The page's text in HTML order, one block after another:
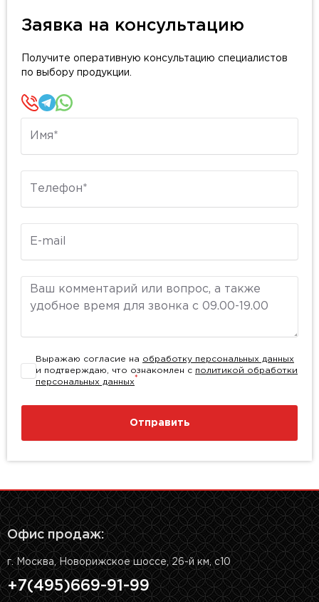
Заявка на консультацию
Получите оперативную консультацию специалистов
по выбору продукции.
Комментарий
Выражаю согласие на обработку персональных данных
и подтверждаю, что ознакомлен с политикой обработки
персональных данных*
Отправить
Офис продаж:
г. Москва, Новорижское шоссе, 26-й км, с10
+7(495)669-91-99